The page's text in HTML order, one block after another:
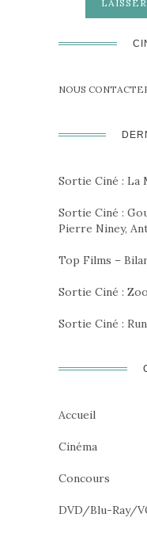
NOUS
Sortie Ciné : La
Sortie Ciné :
Pierre Niney,
Top Films –
Sortie Ciné :
Sortie Ciné :
Accueil
Cinéma
Concours
DVD/Blu-Ray/